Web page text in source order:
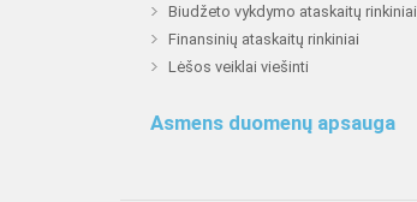
Biudžeto vykdymo ataskaitų rinkiniai
Finansinių ataskaitų rinkiniai
Lėšos veiklai viešinti
Asmens duomenų apsauga